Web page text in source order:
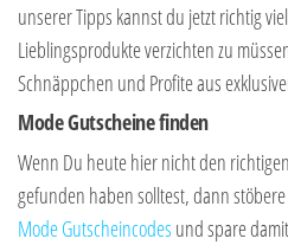
unserer Tipps kannst du jetzt richtig
Lieblingsprodukte verzichten zu
Schnäppchen und Profite aus
Mode Gutscheine finden
Wenn Du heute hier nicht den richtigen
gefunden haben solltest, dann
Mode Gutscheincodes und spare